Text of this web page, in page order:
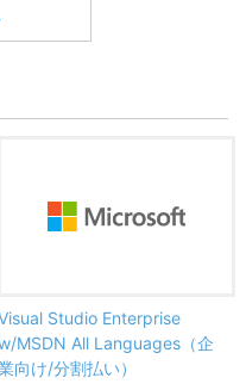
Studio Enterprise
MSDN All Languages（企
向け/分割払い）